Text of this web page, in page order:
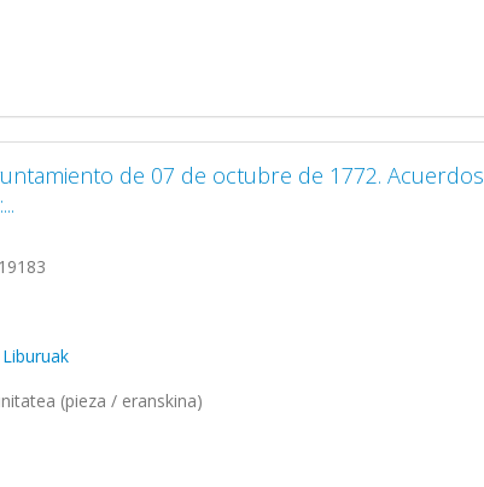
de 07 de octubre de 1772. Acuerdos
(pieza / eranskina)